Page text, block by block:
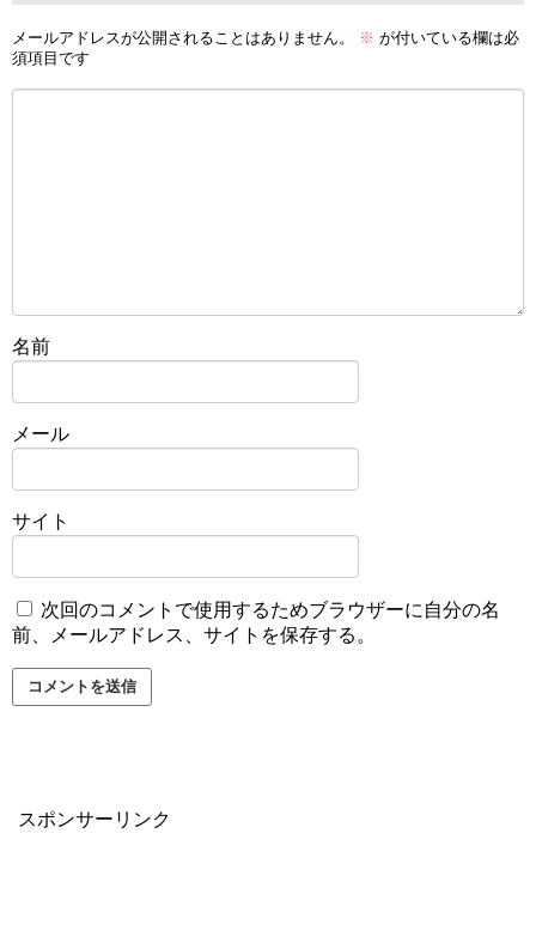
メールアドレスが公開されることはありません。 ※ が付いている欄は必
須項目です
名前
メール
サイト
次回のコメントで使用するためブラウザーに自分の名
前、メールアドレス、サイトを保存する。
スポンサーリンク